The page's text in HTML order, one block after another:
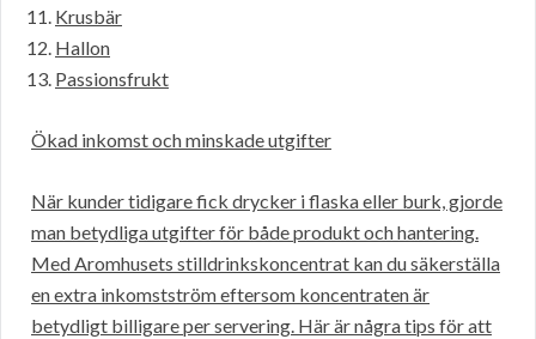
Krusbär
Hallon
Passionsfrukt
Ökad inkomst och minskade utgifter
När kunder tidigare fick drycker i flaska eller burk, gjorde
man betydliga utgifter för både produkt och hantering.
Med Aromhusets stilldrinkskoncentrat kan du säkerställa
en extra inkomstström eftersom koncentraten är
betydligt billigare per servering. Här är några tips för att